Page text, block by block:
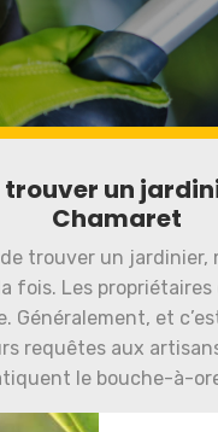
un
Chamaret
trouver un jardinier,
fois. Les
et
requêtes aux
le bouche-à-